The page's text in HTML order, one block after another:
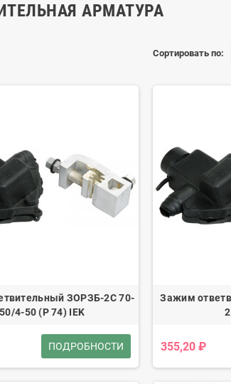
АРМАТУРА
Сортировать по:
ЗОРЗБ-2С 70-
4-50 (Р 74) IEK
ПОДРОБНОСТИ
Зажим
355,20 ₽